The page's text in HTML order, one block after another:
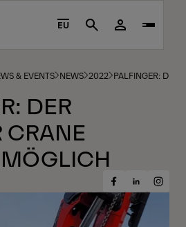
EU Search
& EVENTS NEWS 2022 PALFINGER: DER
DER
CRANE
Share
on
Facebook
Share
on
LinkedIn
Share